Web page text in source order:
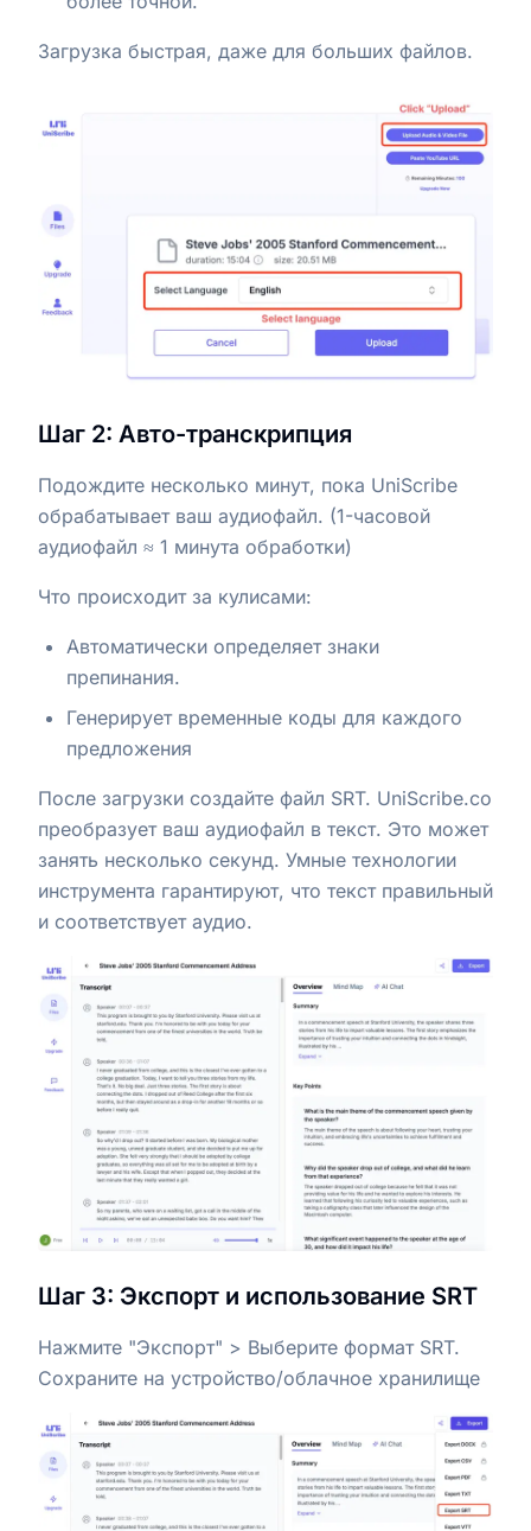
Загрузка быстрая, даже для больших файлов.
Шаг 2: Авто-транскрипция
Подождите несколько минут, пока UniScribe
обрабатывает ваш аудиофайл. (1-часовой
аудиофайл ≈ 1 минута обработки)
Что происходит за кулисами:
Автоматически определяет знаки
препинания.
Генерирует временные коды для каждого
предложения
После загрузки создайте файл SRT. UniScribe.co
преобразует ваш аудиофайл в текст. Это может
занять несколько секунд. Умные технологии
инструмента гарантируют, что текст правильный
и соответствует аудио.
Шаг 3: Экспорт и использование SRT
Нажмите "Экспорт" > Выберите формат SRT.
Сохраните на устройство/облачное хранилище